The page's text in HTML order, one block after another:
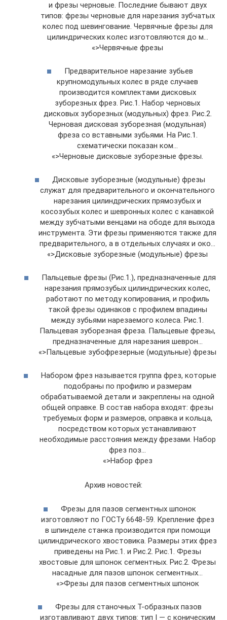
и фрезы черновые. Последние бывают двух
типов: фрезы черновые для нарезания зубчатых
колес под шевингование. Червячные фрезы для
цилиндрических колес изготовляются до м…
«>Червячные фрезы
Предварительное нарезание зубьев
крупномодульных колес в ряде случаев
производится комплектами дисковых
зуборезных фрез. Рис.1. Набор черновых
дисковых зуборезных (модульных) фрез. Рис.2.
Черновая дисковая зуборезная (модульная)
фреза со вставными зубьями. На Рис.1.
схематически показан ком…
«>Черновые дисковые зуборезные фрезы.
Дисковые зуборезные (модульные) фрезы
служат для предварительного и окончательного
нарезания цилиндрических прямозубых и
косозубых колес и шевронных колес с канавкой
между зубчатыми венцами на ободе для выхода
инструмента. Эти фрезы применяются также для
предварительного, а в отдельных случаях и око…
«>Дисковые зуборезные (модульные) фрезы
Пальцевые фрезы (Рис.1.), предназначенные для
нарезания прямозубых цилиндрических колес,
работают по методу копирования, и профиль
такой фрезы одинаков с профилем впадины
между зубьями нарезаемого колеса. Рис.1.
Пальцевая зуборезная фреза. Пальцевые фрезы,
предназначенные для нарезания шеврон…
«>Пальцевые зубофрезерные (модульные) фрезы
Набором фрез называется группа фрез, которые
подобраны по профилю и размерам
обрабатываемой детали и закреплены на одной
общей оправке. В состав набора входят: фрезы
требуемых форм и размеров, оправка и кольца,
посредством которых устанавливают
необходимые расстояния между фрезами. Набор
фрез поз…
«>Набор фрез
Архив новостей:
Фрезы для пазов сегментных шпонок
изготовляют по ГОСТу 6648-59. Крепление фрез
в шпинделе станка производится при помощи
цилиндрического хвостовика. Размеры этих фрез
приведены на Рис.1. и Рис.2. Рис.1. Фрезы
хвостовые для шпонок сегментных. Рис.2. Фрезы
насадные для пазов шпонок сегментных…
«>Фрезы для пазов сегментных шпонок
Фрезы для станочных Т-образных пазов
изготавливают двух типов: тип I — с коническим